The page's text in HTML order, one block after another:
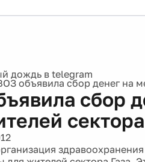
объявила сбор денег на
сбор
сектора